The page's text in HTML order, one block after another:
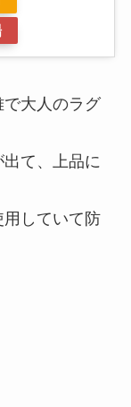
で大人のラグ
て、上品に
していて防